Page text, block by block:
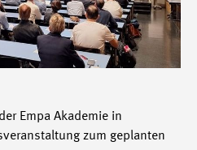
Empa Akademie in
zum geplanten